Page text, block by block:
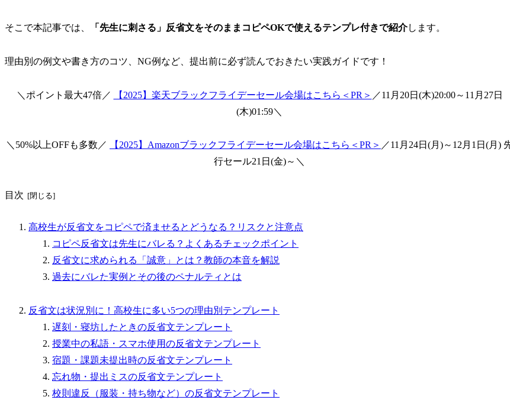
そこで本記事では、 「先生に刺さる」反省文をそのままコピペOKで使えるテンプレ付きで紹介します。
理由別の例文や書き方のコツ、NG例など、提出前に必ず読んでおきたい実践ガイドです！
＼ポイント最大47倍／ 【2025】楽天ブラックフライデーセール会場はこちら＜PR＞ ／11月20日(木)20:00～11月27日
(木)01:59＼
＼50%以上OFFも多数／ 【2025】Amazonブラックフライデーセール会場はこちら＜PR＞ ／11月24日(月)～12月1日(月)
行セール21日(金)～＼
目次
高校生が反省文をコピペで済ませるとどうなる？リスクと注意点
コピペ反省文は先生にバレる？よくあるチェックポイント
反省文に求められる「誠意」とは？教師の本音を解説
過去にバレた実例とその後のペナルティとは
反省文は状況別に！高校生に多い5つの理由別テンプレート
遅刻・寝坊したときの反省文テンプレート
授業中の私語・スマホ使用の反省文テンプレート
宿題・課題未提出時の反省文テンプレート
忘れ物・提出ミスの反省文テンプレート
校則違反（服装・持ち物など）の反省文テンプレート